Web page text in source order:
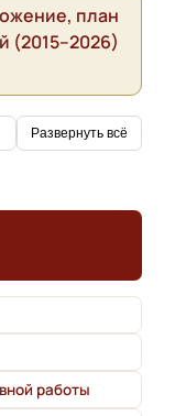
план
(2015–2026)
Развернуть всё
работы